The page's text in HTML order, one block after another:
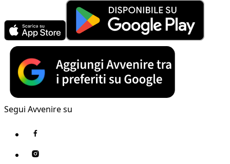
Segui Avvenire su